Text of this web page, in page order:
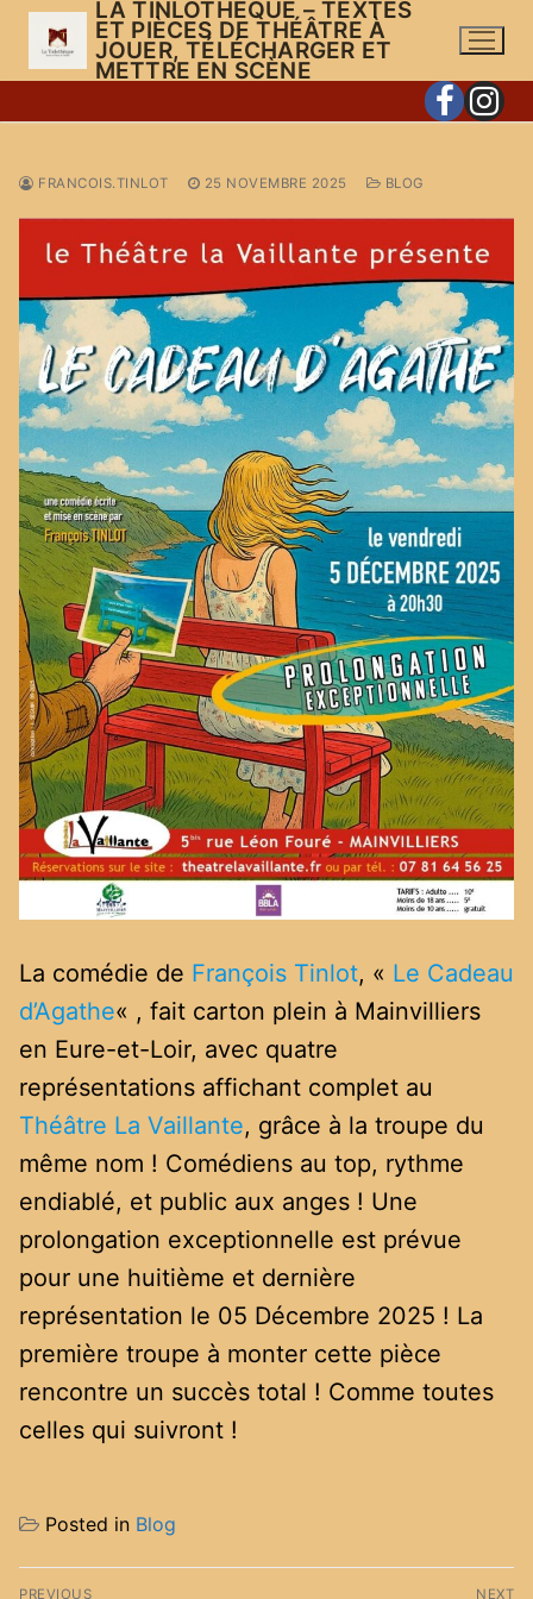
Aller
contenu
LA TINLOTHÈQUE – TEXTES
ET PIÈCES DE THÉÂTRE À
JOUER, TÉLÉCHARGER ET
METTRE EN SCÈNE
FRANCOIS.TINLOT 25 NOVEMBRE 2025 BLOG
La comédie de François Tinlot, « Le Cadeau
d’Agathe« , fait carton plein à Mainvilliers
en Eure-et-Loir, avec quatre
représentations affichant complet au
Théâtre La Vaillante, grâce à la troupe du
même nom ! Comédiens au top, rythme
endiablé, et public aux anges ! Une
prolongation exceptionnelle est prévue
pour une huitième et dernière
représentation le 05 Décembre 2025 ! La
première troupe à monter cette pièce
rencontre un succès total ! Comme toutes
celles qui suivront !
Posted in Blog
Navigation
PREVIOUS NEXT